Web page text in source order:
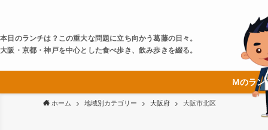
本日のランチは？この重大な問題に立ち向かう葛藤の日々。
大阪・京都・神戸を中心とした食べ歩き、飲み歩きを綴る。
Ｍのラン
ホーム 地域別カテゴリー 大阪府 大阪市北区